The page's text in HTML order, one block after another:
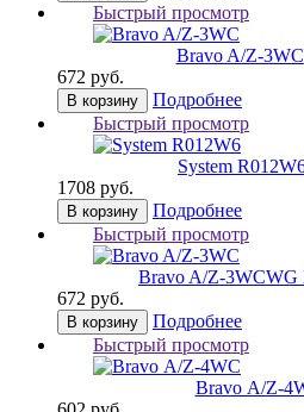
Быстрый просмотр
Bravo A/Z-3WC
672 руб.
В корзину
Подробнее
Быстрый просмотр
System
1708 руб.
В корзину
Подробнее
Быстрый просмотр
Bravo A/Z-3WCWG
672 руб.
В корзину
Подробнее
Быстрый просмотр
Bravo А/Z-